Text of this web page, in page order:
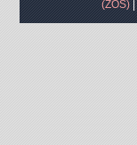
(ZOS)